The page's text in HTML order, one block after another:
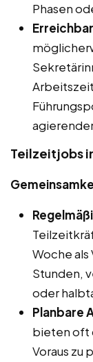
Phasen
Teilzeitjobs
Woche
Stunden,
oder
Planbare
bieten oft
Voraus zu